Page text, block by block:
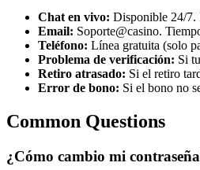
Chat en vivo: Disponible 24/7.
Email: Soporte@casino.
Teléfono: Línea gratuita (solo
Problema de verificación: Si
Retiro atrasado: Si el retiro
Error de bono: Si el bono no
Common Questions
¿Cómo cambio mi